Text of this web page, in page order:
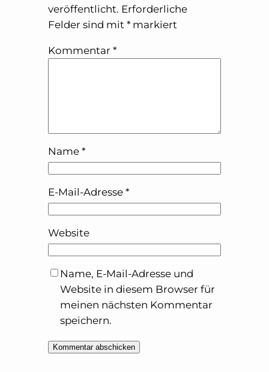
veröffentlicht. Erforderliche
Felder sind mit *markiert
Kommentar *
Name *
E-Mail-Adresse *
Website
Name, E-Mail-Adresse und
Website in diesem Browser für
meinen nächsten Kommentar
speichern.